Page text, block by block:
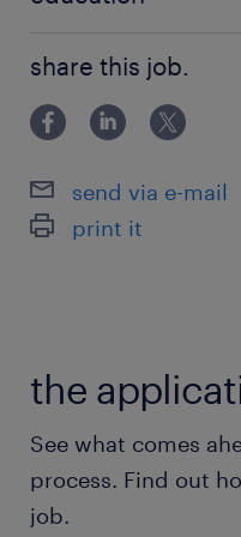
bekérése,
Benchmark
elkészített
azok
share this job.
send via e-mail
print it
the
See what comes
process. Find out
job.